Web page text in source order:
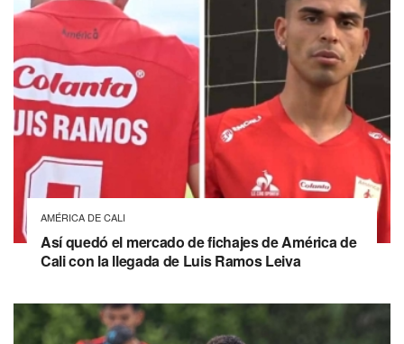
AMÉRICA DE CALI
Así quedó el mercado de fichajes de América de
Cali con la llegada de Luis Ramos Leiva